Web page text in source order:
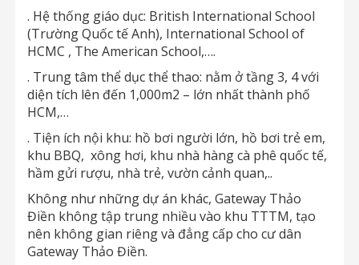
. Hệ thống giáo dục: British International School
(Trường Quốc tế Anh), International School of
HCMC , The American School,….
. Trung tâm thể dục thể thao: nằm ở tầng 3, 4 với
diện tích lên đến 1,000m2 – lớn nhất thành phố
HCM,…
. Tiện ích nội khu: hồ bơi người lớn, hồ bơi trẻ em,
khu BBQ, xông hơi, khu nhà hàng cà phê quốc tế,
hầm gửi rượu, nhà trẻ, vườn cảnh quan,..
Không như những dự án khác, Gateway Thảo
Điền không tập trung nhiều vào khu TTTM, tạo
nên không gian riêng và đẳng cấp cho cư dân
Gateway Thảo Điền.